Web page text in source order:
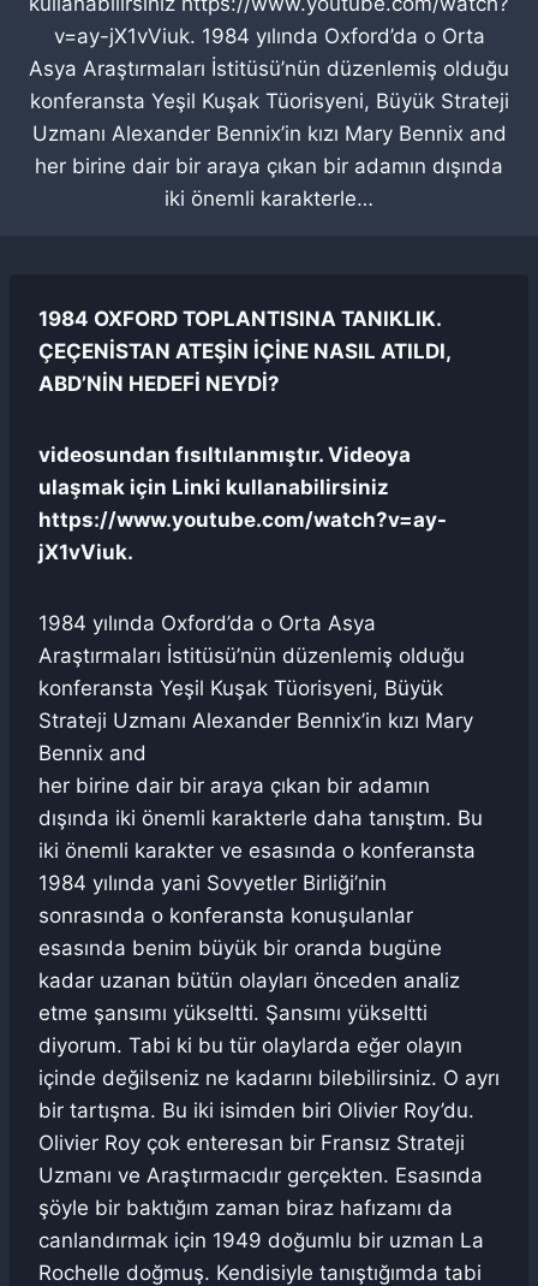
v=ay-jX1vViuk. 1984 yılında Oxford’da o Orta
Asya Araştırmaları İstitüsü’nün düzenlemiş olduğu
konferansta Yeşil Kuşak Tüorisyeni, Büyük Strateji
Uzmanı Alexander Bennix’in kızı Mary Bennix and
her birine dair bir araya çıkan bir adamın dışında
iki önemli karakterle…
1984 OXFORD TOPLANTISINA TANIKLIK.
ÇEÇENİSTAN ATEŞİN İÇİNE NASIL ATILDI,
ABD’NİN HEDEFİ NEYDİ?
videosundan fısıltılanmıştır. Videoya
ulaşmak için Linki kullanabilirsiniz
https://www.youtube.com/watch?v=ay-
jX1vViuk.
1984 yılında Oxford’da o Orta Asya
Araştırmaları İstitüsü’nün düzenlemiş olduğu
konferansta Yeşil Kuşak Tüorisyeni, Büyük
Strateji Uzmanı Alexander Bennix’in kızı Mary
Bennix and
her birine dair bir araya çıkan bir adamın
dışında iki önemli karakterle daha tanıştım. Bu
iki önemli karakter ve esasında o konferansta
1984 yılında yani Sovyetler Birliği’nin
sonrasında o konferansta konuşulanlar
esasında benim büyük bir oranda bugüne
kadar uzanan bütün olayları önceden analiz
etme şansımı yükseltti. Şansımı yükseltti
diyorum. Tabi ki bu tür olaylarda eğer olayın
içinde değilseniz ne kadarını bilebilirsiniz. O ayrı
bir tartışma. Bu iki isimden biri Olivier Roy’du.
Olivier Roy çok enteresan bir Fransız Strateji
Uzmanı ve Araştırmacıdır gerçekten. Esasında
şöyle bir baktığım zaman biraz hafızamı da
canlandırmak için 1949 doğumlu bir uzman La
Rochelle doğmuş. Kendisiyle tanıştığımda tabi